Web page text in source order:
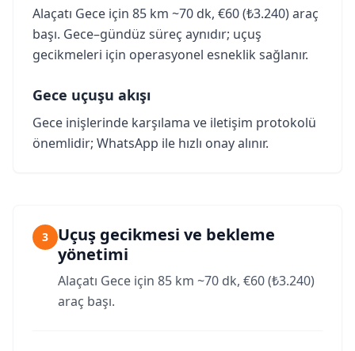
Alaçatı Gece için 85 km ~70 dk, €60 (₺3.240) araç
başı. Gece–gündüz süreç aynıdır; uçuş
gecikmeleri için operasyonel esneklik sağlanır.
Gece uçuşu akışı
Gece inişlerinde karşılama ve iletişim protokolü
önemlidir; WhatsApp ile hızlı onay alınır.
3
Uçuş gecikmesi ve bekleme
yönetimi
Alaçatı Gece için 85 km ~70 dk, €60 (₺3.240)
araç başı.